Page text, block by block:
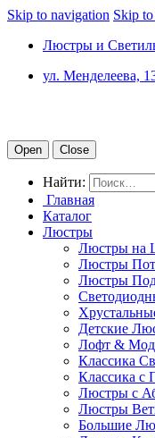
Skip to navigation Skip
Люстры и
ул. Менделеева,
Open Close
Найти:
Главная
Каталог
Люстры
Люстры на
Люстры
Люстры
Детские
Лофт &
Классика
Классика с
Люстры с
Люстры
Большие